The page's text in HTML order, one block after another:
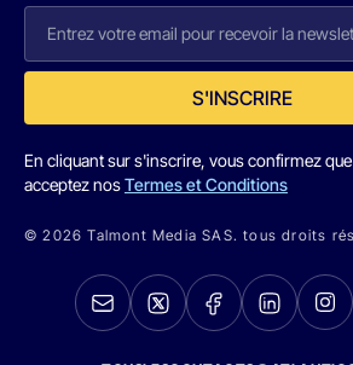
S'INSCRIRE
En cliquant sur s'inscrire, vous confirmez
acceptez nosTermes et Conditions
© 2026 Talmont Media SAS. tous droits